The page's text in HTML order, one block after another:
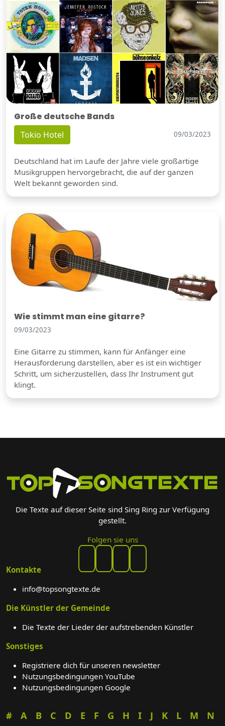
Große deutsche Bands
Tokio Hotel 09/03/2023
Deutschland hat im Laufe der Jahre viele großartige
Musikgruppen hervorgebracht, die auf der ganzen
Welt bekannt geworden sind.
Wie stimmt man eine gitarre?
09/03/2023
Eine Gitarre zu stimmen, kann für Anfänger eine
Herausforderung darstellen, aber es ist ein wichtiger
Schritt, um sicherzustellen, dass Ihr Instrument gut
klingt.
Die Texte auf dieser Seite sind Sing Ring zur Verfügung
gestellt.
Folgen sie uns
Kontakte
info@topsongtexte.de
Die Künstler der Gemeinde
Die Texte der Lieder der aufstrebenden Künstler
Sonstiges
Registriere dich für unseren newsletter
Nutzungsbedingungen YouTube
Nutzungsbedingungen Google
# A B C D E F G H I J K L M
N